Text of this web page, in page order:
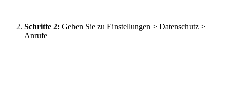
Schritte 2: Gehen Sie zu Einstellungen > Datenschutz >
Anrufe